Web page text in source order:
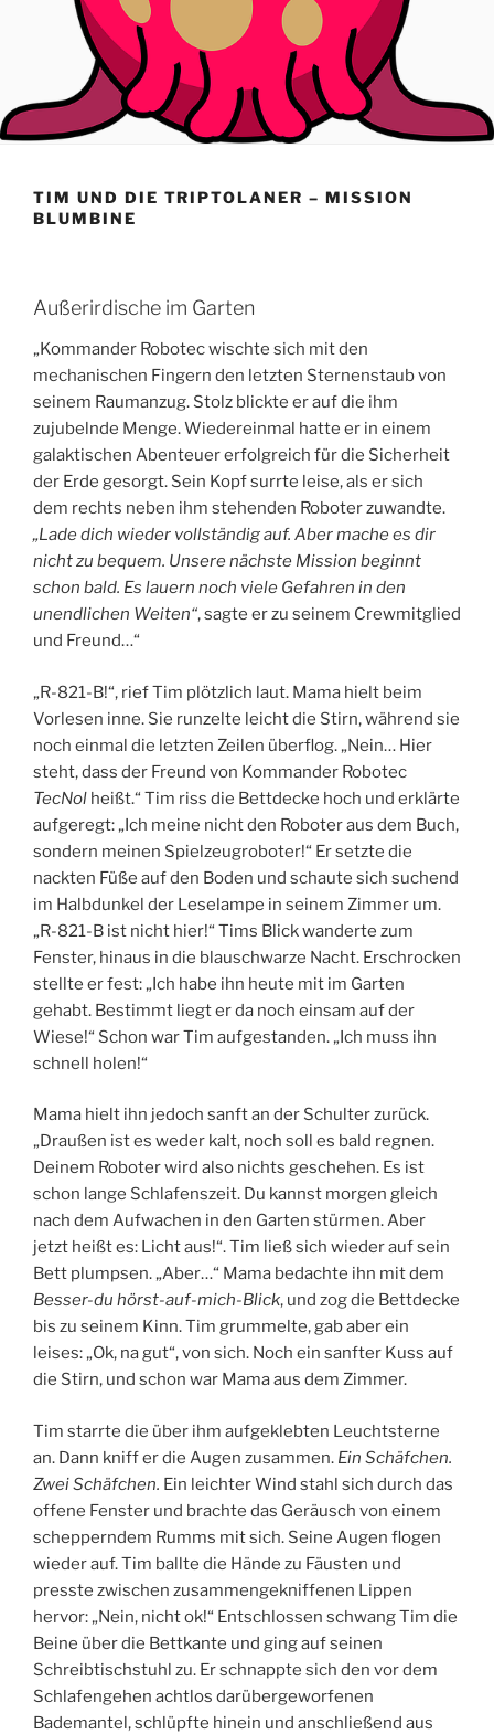
TIM UND DIE TRIPTOLANER – MISSION
BLUMBINE
Außerirdische im Garten
„Kommander Robotec wischte sich mit den
mechanischen Fingern den letzten Sternenstaub von
seinem Raumanzug. Stolz blickte er auf die ihm
zujubelnde Menge. Wiedereinmal hatte er in einem
galaktischen Abenteuer erfolgreich für die Sicherheit
der Erde gesorgt. Sein Kopf surrte leise, als er sich
dem rechts neben ihm stehenden Roboter zuwandte.
„Lade dich wieder vollständig auf. Aber mache es dir
nicht zu bequem. Unsere nächste Mission beginnt
schon bald. Es lauern noch viele Gefahren in den
unendlichen Weiten“, sagte er zu seinem Crewmitglied
und Freund…“
„R-821-B!“, rief Tim plötzlich laut. Mama hielt beim
Vorlesen inne. Sie runzelte leicht die Stirn, während sie
noch einmal die letzten Zeilen überflog. „Nein… Hier
steht, dass der Freund von Kommander Robotec
TecNol heißt.“ Tim riss die Bettdecke hoch und erklärte
aufgeregt: „Ich meine nicht den Roboter aus dem Buch,
sondern meinen Spielzeugroboter!“ Er setzte die
nackten Füße auf den Boden und schaute sich suchend
im Halbdunkel der Leselampe in seinem Zimmer um.
„R-821-B ist nicht hier!“ Tims Blick wanderte zum
Fenster, hinaus in die blauschwarze Nacht. Erschrocken
stellte er fest: „Ich habe ihn heute mit im Garten
gehabt. Bestimmt liegt er da noch einsam auf der
Wiese!“ Schon war Tim aufgestanden. „Ich muss ihn
schnell holen!“
Mama hielt ihn jedoch sanft an der Schulter zurück.
„Draußen ist es weder kalt, noch soll es bald regnen.
Deinem Roboter wird also nichts geschehen. Es ist
schon lange Schlafenszeit. Du kannst morgen gleich
nach dem Aufwachen in den Garten stürmen. Aber
jetzt heißt es: Licht aus!“. Tim ließ sich wieder auf sein
Bett plumpsen. „Aber…“ Mama bedachte ihn mit dem
Besser-du hörst-auf-mich-Blick, und zog die Bettdecke
bis zu seinem Kinn. Tim grummelte, gab aber ein
leises: „Ok, na gut“, von sich. Noch ein sanfter Kuss auf
die Stirn, und schon war Mama aus dem Zimmer.
Tim starrte die über ihm aufgeklebten Leuchtsterne
an. Dann kniff er die Augen zusammen. Ein Schäfchen.
Zwei Schäfchen. Ein leichter Wind stahl sich durch das
offene Fenster und brachte das Geräusch von einem
schepperndem Rumms mit sich. Seine Augen flogen
wieder auf. Tim ballte die Hände zu Fäusten und
presste zwischen zusammengekniffenen Lippen
hervor: „Nein, nicht ok!“ Entschlossen schwang Tim die
Beine über die Bettkante und ging auf seinen
Schreibtischstuhl zu. Er schnappte sich den vor dem
Schlafengehen achtlos darübergeworfenen
Bademantel, schlüpfte hinein und anschließend aus